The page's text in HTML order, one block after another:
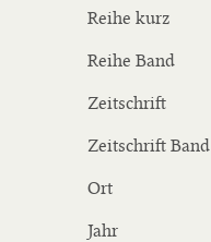
Reihe kurz
Reihe Band
Zeitschrift
Zeitschrift Band
Ort
Jahr